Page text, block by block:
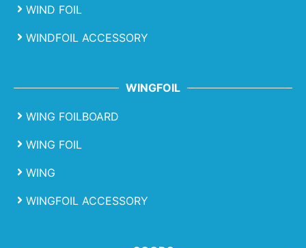
WIND FOIL
WINDFOIL ACCESSORY
WINGFOIL
WING FOILBOARD
WING FOIL
WING
WINGFOIL ACCESSORY